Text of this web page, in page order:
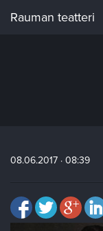
Rauman teatteri
08.06.2017 · 08:39